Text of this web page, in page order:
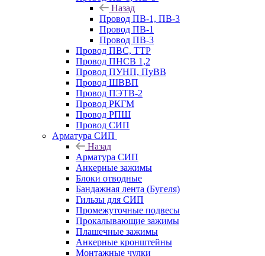
Назад
Провод ПВ-1, ПВ-3
Провод ПВ-1
Провод ПВ-3
Провод ПВС, ТТР
Провод ПНСВ 1,2
Провод ПУНП, ПуВВ
Провод ШВВП
Провод ПЭТВ-2
Провод РКГМ
Провод РПШ
Провод СИП
Арматура СИП
Назад
Арматура СИП
Анкерные зажимы
Блоки отводные
Бандажная лента (Бугеля)
Гильзы для СИП
Промежуточные подвесы
Прокалывающие зажимы
Плашечные зажимы
Анкерные кронштейны
Монтажные чулки